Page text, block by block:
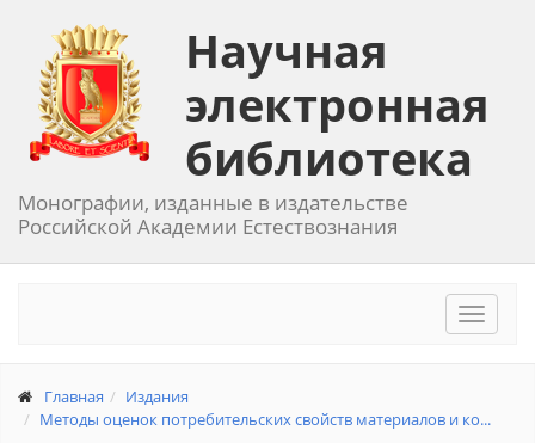
Научная
электронная
библиотека
Монографии, изданные в издательстве
Российской Академии Естествознания
Toggle
Главная
Издания
Методы оценок потребительских свойств материалов и ко...